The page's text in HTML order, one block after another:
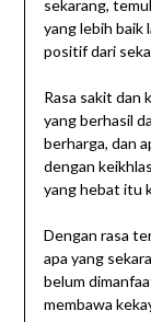
sekarang,
yang lebih baik
positif dari
Rasa sakit dan
yang berhasil
berharga, dan
dengan
yang hebat itu
Dengan rasa
apa yang
belum
membawa